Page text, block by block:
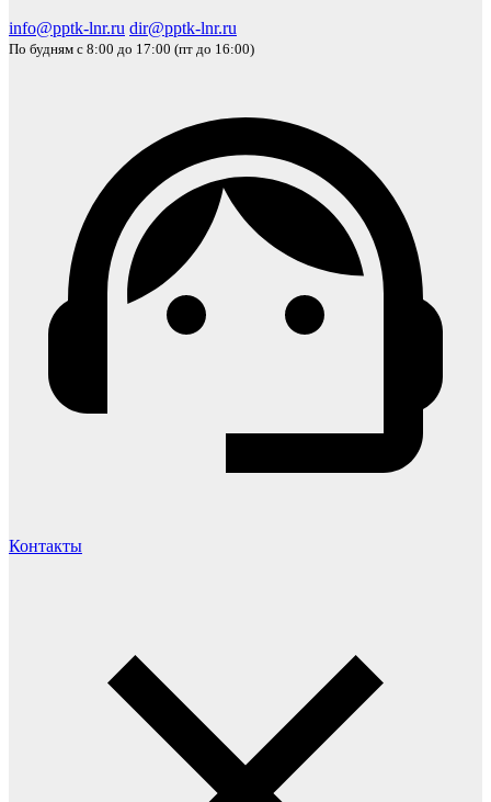
info@pptk-lnr.ru dir@pptk-lnr.ru
По будням с 8:00 до 17:00 (пт до 16:00)
Контакты